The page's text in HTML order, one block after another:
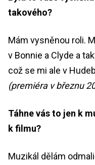
takového?
Mám vysněnou roli.
v Bonnie a Clyde a
což se mi ale v
(premiéra v březnu
Táhne vás to jen k
k filmu?
Muzikál dělám